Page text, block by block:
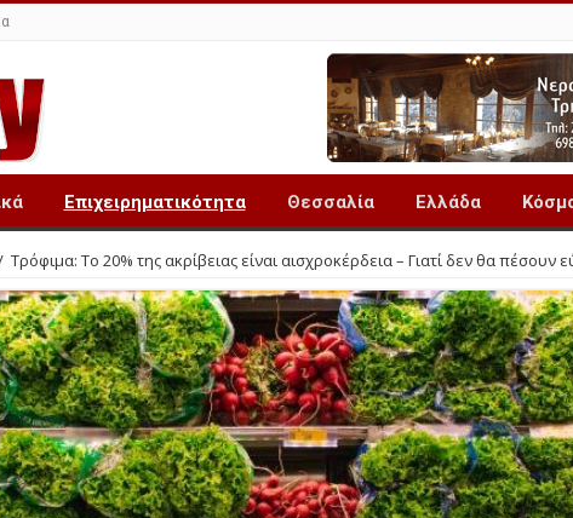
Επιχειρηματικότητα Θεσσαλία Ελλάδα
Τρόφιμα: Το 20% της ακρίβειας είναι αισχροκέρδεια – Γιατί δεν θα πέσουν